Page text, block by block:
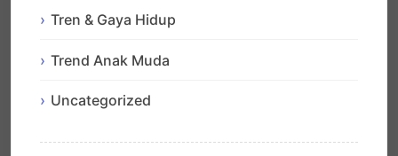
Tren & Gaya Hidup
Trend Anak Muda
Uncategorized